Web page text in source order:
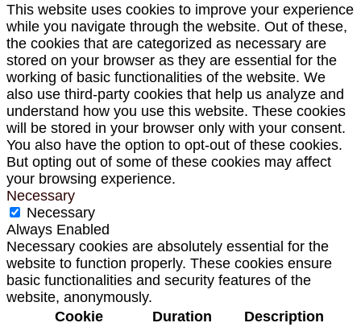
This website uses cookies to improve your experience
while you navigate through the website. Out of these,
the cookies that are categorized as necessary are
stored on your browser as they are essential for the
working of basic functionalities of the website. We
also use third-party cookies that help us analyze and
understand how you use this website. These cookies
will be stored in your browser only with your consent.
You also have the option to opt-out of these cookies.
But opting out of some of these cookies may affect
your browsing experience.
Necessary
Necessary
Always Enabled
Necessary cookies are absolutely essential for the
website to function properly. These cookies ensure
basic functionalities and security features of the
website, anonymously.
Cookie
Duration Description